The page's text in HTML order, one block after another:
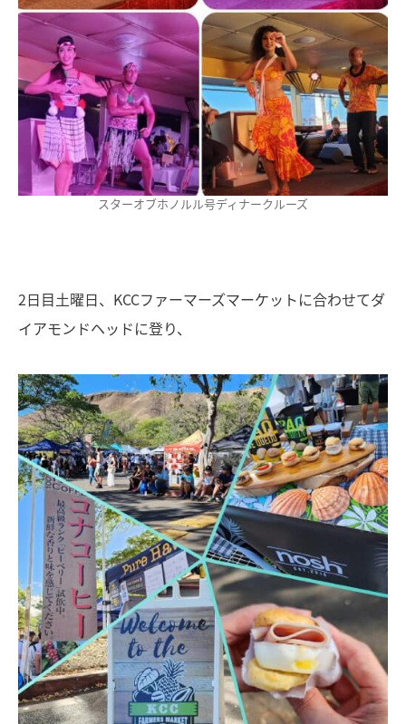
スターオブホノルル号ディナークルーズ
2日目土曜日、KCCファーマーズマーケットに合わせてダ
イアモンドヘッドに登り、